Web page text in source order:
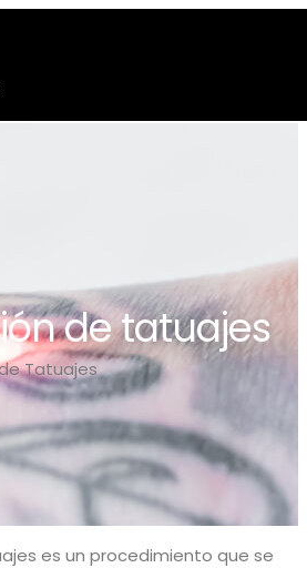
de tatuajes
Tatuajes
es un procedimiento que se